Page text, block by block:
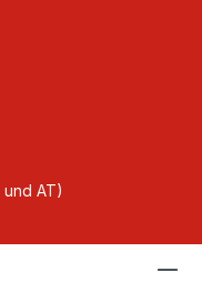
AT)